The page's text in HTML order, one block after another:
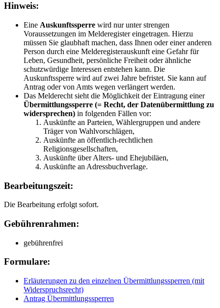
Hinweis:
Eine Auskunftssperre wird nur unter strengen
Voraussetzungen im Melderegister eingetragen. Hierzu
müssen Sie glaubhaft machen, dass Ihnen oder einer anderen
Person durch eine Melderegisterauskunft eine Gefahr für
Leben, Gesundheit, persönliche Freiheit oder ähnliche
schutzwürdige Interessen entstehen kann. Die
Auskunftssperre wird auf zwei Jahre befristet. Sie kann auf
Antrag oder von Amts wegen verlängert werden.
Das Melderecht sieht die Möglichkeit der Eintragung einer
Übermittlungssperre (= Recht, der Datenübermittlung zu
widersprechen) in folgenden Fällen vor:
Auskünfte an Parteien, Wählergruppen und andere
Träger von Wahlvorschlägen,
Auskünfte an öffentlich-rechtlichen
Religionsgesellschaften,
Auskünfte über Alters- und Ehejubiläen,
Auskünfte an Adressbuchverlage.
Bearbeitungszeit:
Die Bearbeitung erfolgt sofort.
Gebührenrahmen:
gebührenfrei
Formulare:
Erläuterungen zu den einzelnen Übermittlungssperren (mit
Widerspruchsrecht)
Antrag Übermittlungssperren